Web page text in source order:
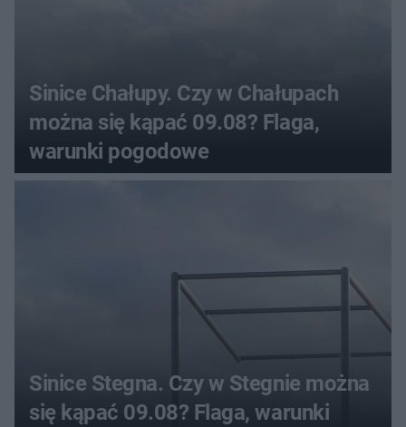
Sinice Chałupy. Czy w Chałupach
można się kąpać 09.08? Flaga,
warunki pogodowe
Sinice Stegna. Czy w Stegnie można
się kąpać 09.08? Flaga, warunki